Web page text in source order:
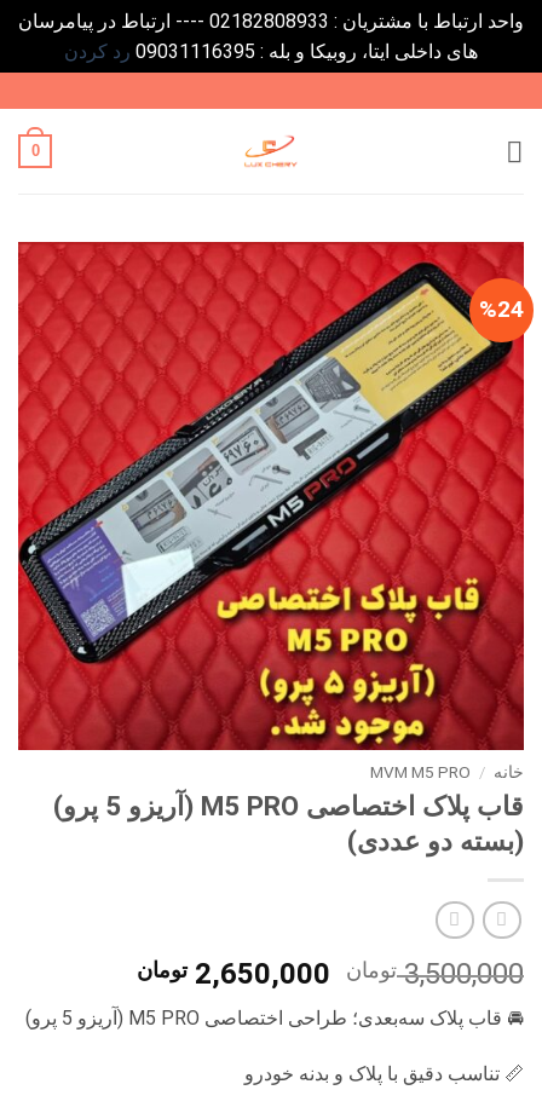
واحد ارتباط با مشتریان : 02182808933 ---- ارتباط در پیامرسان
های داخلی ایتا، روبیکا و بله : 09031116395
رد کردن
to
content
0
%24
خانه /
MVM M5 PRO
قاب پلاک اختصاصی M5 PRO (آریزو 5 پرو)
(بسته دو عددی)
3,500,000 تومان
قیمت
اصلی
3,500,000 تومان
2,650,000 تومان
فعلی
🚘 قاب پلاک سه‌بعدی؛ طراحی اختصاصی M5 PRO (آریزو 5 پرو)
📏 تناسب دقیق با پلاک و بدنه خودرو